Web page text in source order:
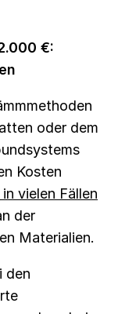
€:
oder dem
Kosten
vielen Fällen
der
Materialien.
den